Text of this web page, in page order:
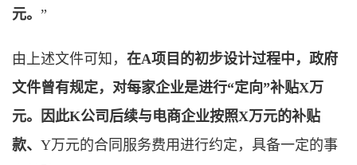
元。 ”
由上述文件可知， 在A项目的初步设计过程中，政府
文件曾有规定，对每家企业是进行“定向”补贴X万
元。因此K公司后续与电商企业按照X万元的补贴
款、 Y万元的合同服务费用进行约定，具备一定的事